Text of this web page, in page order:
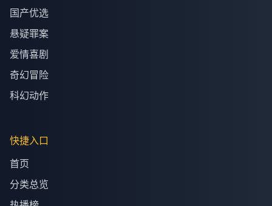
国产优选
悬疑罪案
爱情喜剧
奇幻冒险
科幻动作
快捷入口
首页
分类总览